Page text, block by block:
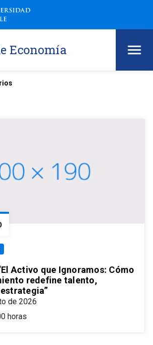
Economía
Activo que Ignoramos: Cómo
redefine talento,
de 2026
horas